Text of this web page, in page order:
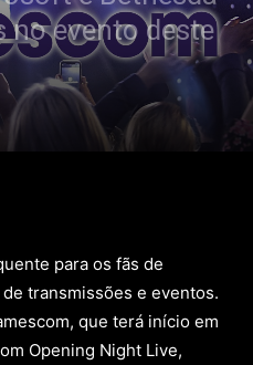
no evento deste
para os fãs de
transmissões e eventos.
que terá início em
Opening Night Live,